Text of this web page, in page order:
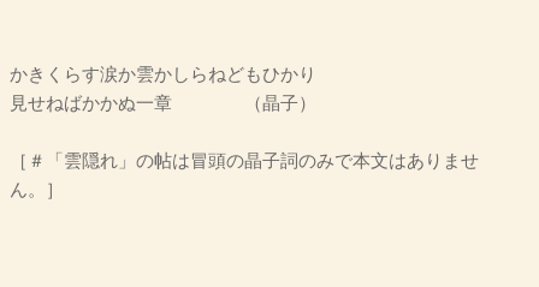
かきくらす涙か雲かしらねどもひかり
見せねばかかぬ一章 （晶子）
［＃「雲隠れ」の帖は冒頭の晶子詞のみで本文はありませ
ん。］